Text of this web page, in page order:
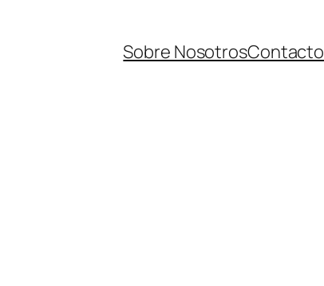
Sobre NosotrosContacto